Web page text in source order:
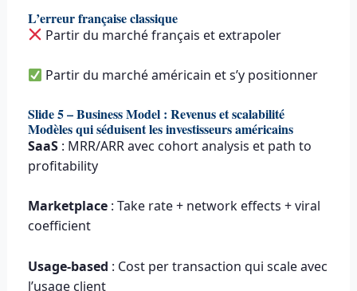
L’erreur française classique
Partir du marché français et extrapoler
Partir du marché américain et s’y positionner
Slide 5 – Business Model : Revenus et scalabilité
Modèles qui séduisent les investisseurs américains
SaaS : MRR/ARR avec cohort analysis et path to
profitability
Marketplace : Take rate + network effects + viral
coefficient
Usage-based : Cost per transaction qui scale avec
l’usage client